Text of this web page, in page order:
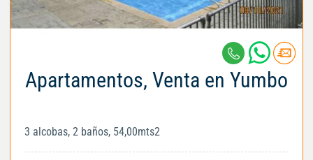
Apartamentos, Venta en Yumbo
3 alcobas, 2 baños, 54,00mts2